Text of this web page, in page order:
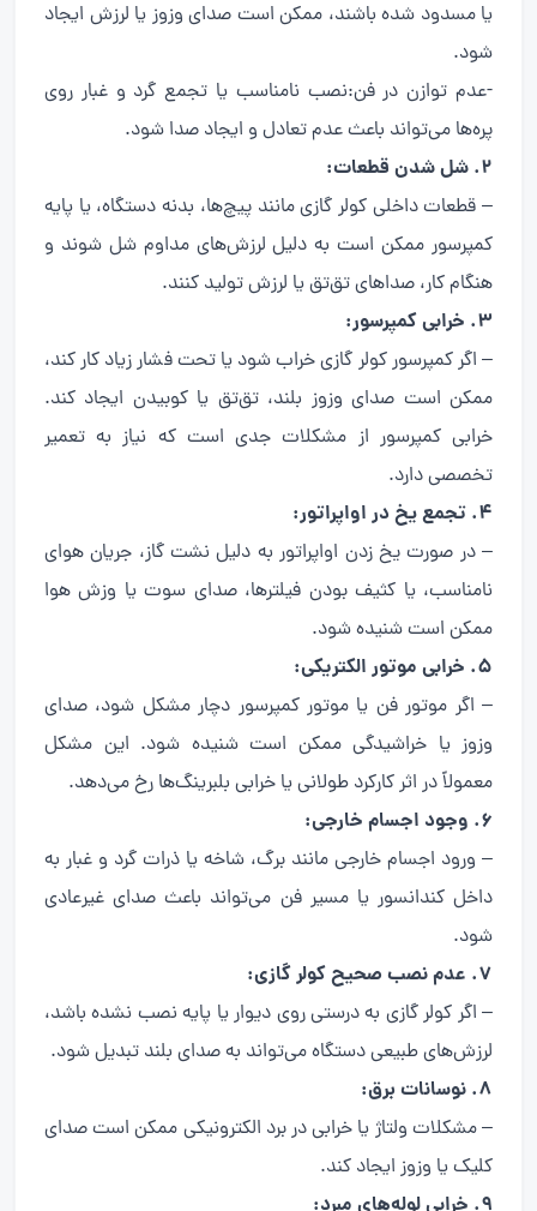
یا مسدود شده باشند، ممکن است صدای وزوز یا لرزش ایجاد
شود.
-عدم توازن در فن:نصب نامناسب یا تجمع گرد و غبار روی
پره‌ها می‌تواند باعث عدم تعادل و ایجاد صدا شود.
2. شل شدن قطعات:
– قطعات داخلی کولر گازی مانند پیچ‌ها، بدنه دستگاه، یا پایه
کمپرسور ممکن است به دلیل لرزش‌های مداوم شل شوند و
هنگام کار، صداهای تق‌تق یا لرزش تولید کنند.
3. خرابی کمپرسور:
– اگر کمپرسور کولر گازی خراب شود یا تحت فشار زیاد کار کند،
ممکن است صدای وزوز بلند، تق‌تق یا کوبیدن ایجاد کند.
خرابی کمپرسور از مشکلات جدی است که نیاز به تعمیر
تخصصی دارد.
4. تجمع یخ در اواپراتور:
– در صورت یخ زدن اواپراتور به دلیل نشت گاز، جریان هوای
نامناسب، یا کثیف بودن فیلترها، صدای سوت یا وزش هوا
ممکن است شنیده شود.
5. خرابی موتور الکتریکی:
– اگر موتور فن یا موتور کمپرسور دچار مشکل شود، صدای
وزوز یا خراشیدگی ممکن است شنیده شود. این مشکل
معمولاً در اثر کارکرد طولانی یا خرابی بلبرینگ‌ها رخ می‌دهد.
6. وجود اجسام خارجی:
– ورود اجسام خارجی مانند برگ، شاخه یا ذرات گرد و غبار به
داخل کندانسور یا مسیر فن می‌تواند باعث صدای غیرعادی
شود.
7. عدم نصب صحیح کولر گازی:
– اگر کولر گازی به درستی روی دیوار یا پایه نصب نشده باشد،
لرزش‌های طبیعی دستگاه می‌تواند به صدای بلند تبدیل شود.
8. نوسانات برق:
– مشکلات ولتاژ یا خرابی در برد الکترونیکی ممکن است صدای
کلیک یا وزوز ایجاد کند.